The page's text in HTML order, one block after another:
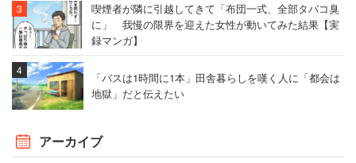
喫煙者が隣に引越してきて「布団一式、全部タバコ臭
に」 我慢の限界を迎えた女性が動いてみた結果【実
録マンガ】
「バスは1時間に1本」田舎暮らしを嘆く人に「都会は
地獄」だと伝えたい
アーカイブ